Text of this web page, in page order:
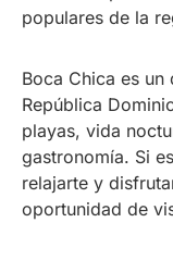
populares de la
Boca Chica es
República
playas, vida
gastronomía. Si
relajarte y
oportunidad de